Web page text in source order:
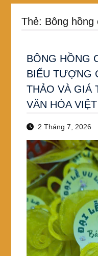
Thẻ: Bông hồng
BÔNG HỒNG
BIỂU TƯỢNG
THẢO VÀ GIÁ
VĂN HÓA VIỆT
2 Tháng 7, 2026